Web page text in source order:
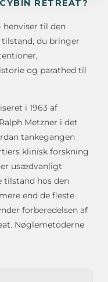
RETREAT?
henviser til den
du bringer
og parathed til
i 1963 af
Metzner i det
tankegangen
klinisk forskning
usædvanligt
tilstand hos den
end de fleste
forberedelsen af
Nøglemetoderne